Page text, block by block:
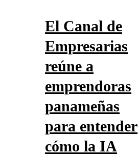
El Canal de
Empresarias
reúne a
emprendoras
panameñas
para entender
cómo la IA